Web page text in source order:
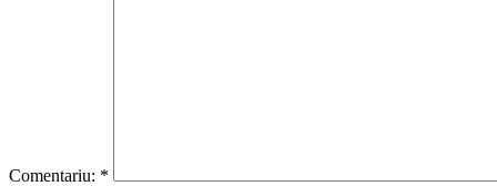
Comentariu: *